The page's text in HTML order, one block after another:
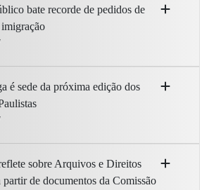
bate recorde de pedidos de
é sede da próxima edição dos
sobre Arquivos e Direitos
partir de documentos da Comissão